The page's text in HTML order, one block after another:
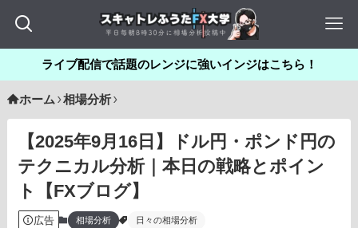
ライブ配信で話題のレンジに強いインジはこちら！
ホーム 相場分析
【2025年9月16日】ドル円・ポンド円の
テクニカル分析｜本日の戦略とポイン
ト【FXブログ】
広告 相場分析 日々の相場分析